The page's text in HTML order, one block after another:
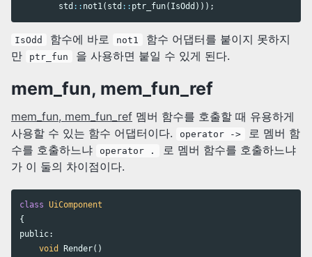
std :: not1 ( std :: ptr_fun( IsOdd )));
IsOdd 함수에 바로 not1
함수 어댑터를 붙이지 못하지
만
ptr_fun 을 사용하면 붙일 수 있게 된다.
mem_fun, mem_fun_ref
mem_fun, mem_fun_ref 멤버 함수를 호출할 때 유용하게
사용할 수 있는 함수 어댑터이다.
operator ->
로 멤버 함
수를 호출하느냐
operator .
로 멤버 함수를 호출하느냐
가 이 둘의 차이점이다.
class UiComponent
{
public:
void
Render()